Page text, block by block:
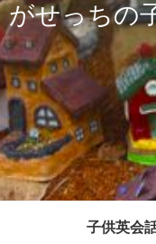
がせっちの
子供英会